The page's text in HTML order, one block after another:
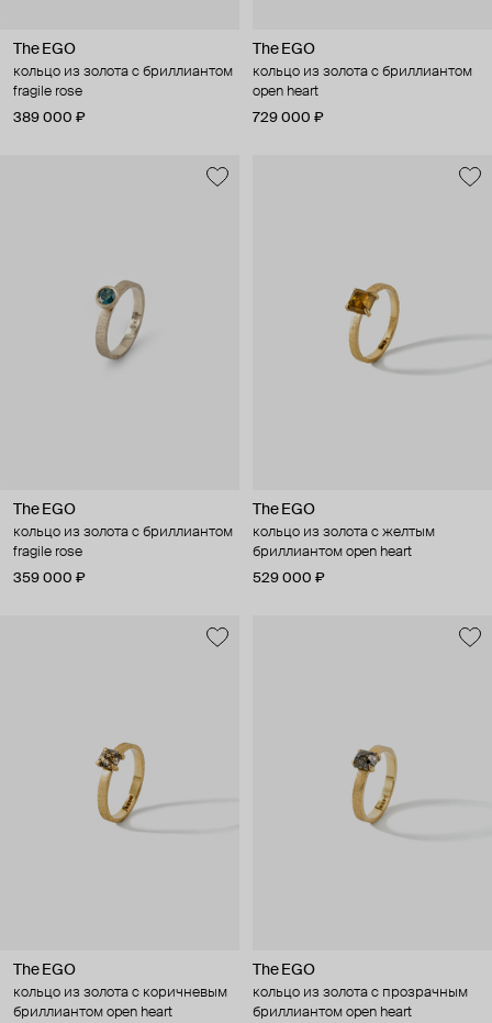
The EGO
кольцо из золота с бриллиантом
fragile rose
389 000 ₽
The EGO
кольцо из золота с бриллиантом
open heart
729 000 ₽
The EGO
кольцо из золота с бриллиантом
fragile rose
359 000 ₽
The EGO
кольцо из золота с желтым
бриллиантом open heart
529 000 ₽
The EGO
кольцо из золота с коричневым
бриллиантом open heart
The EGO
кольцо из золота с прозрачным
бриллиантом open heart